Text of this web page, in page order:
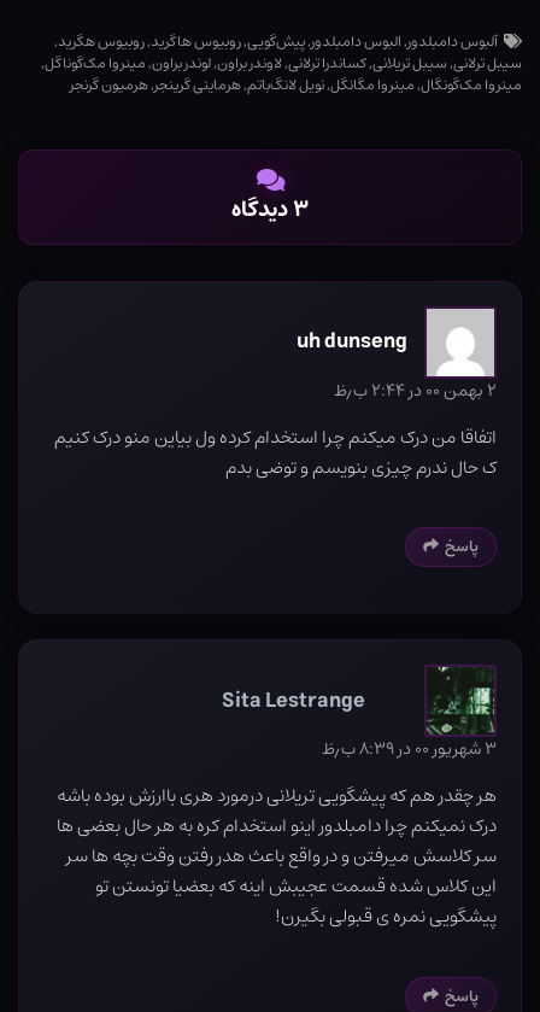
آلبوس دامبلدور,البوس دامبلدور,پیش‌گویی,روبیوس هاگرید,روبیوس هگرید,
سیبل ترلانی,سیبل تریلانی,کساندرا ترلانی,لاوندر براون,لوندر براون,مینروا مک‌گوناگل,
مینروا مک‌گونگال,مینروا مگانگل,نویل لانگ‌باتم,هرماینی گرینجر,هرمیون گرنجر
۳ دیدگاه
uh dunseng
۲ بهمن ۰۰ در ۲:۴۴ ب٫ظ
اتفاقا من درک میکنم چرا استخدام کرده ول بیاین منو درک کنیم
ک حال ندرم چیزی بنویسم و توضی بدم
پاسخ
Sita Lestrange
۳ شهریور ۰۰ در ۸:۳۹ ب٫ظ
هر چقدر هم که پیشگویی تریلانی درمورد هری باارزش بوده باشه
درک نمیکنم چرا دامبلدور اینو استخدام کره به هر حال بعضی ها
سر کلاسش میرفتن و در واقع باعث هدر رفتن وقت بچه ها سر
این کلاس شده قسمت عجیبش اینه که بعضیا تونستن تو
پیشگویی نمره ی قبولی بگیرن!
پاسخ